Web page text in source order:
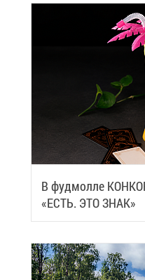
В фуд­мол­ле
«ЕСТЬ. ЭТО ЗНАК»